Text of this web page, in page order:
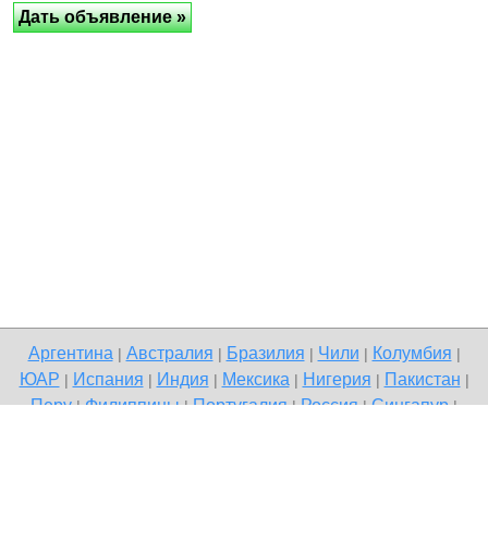
Аргентина| Австралия Бразилия Чили Колумбия
ЮАР Испания Индия Мексика| Нигерия Пакистан
Перу|Филиппины|Португалия|Россия|Сингапур|